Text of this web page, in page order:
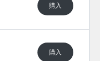
報が入り次第、スニー
などで報告したい。
購入
購入